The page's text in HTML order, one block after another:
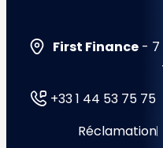
First Finance - 7
+33 1 44 53 75 75
Réclamation